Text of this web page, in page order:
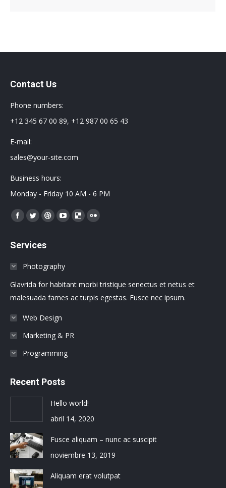
Contact Us
Phone numbers:
+12 345 67 00 89, +12 987 00 65 43
E-mail:
sales@your-site.com
Business hours:
Monday - Friday 10 AM - 6 PM
Encuéntranos en:
Facebook
opens
window
Twitter
opens
new
window
Dribbble
new
window
YouTube
new
window
Delicious
window
Flickr
window
Services
Photography
Glavrida for habitant morbi tristique senectus et netus et
malesuada fames ac turpis egestas. Fusce nec ipsum.
Web Design
Marketing & PR
Programming
Recent Posts
Hello world!
abril 14, 2020
Fusce aliquam – nunc ac suscipit
noviembre 13, 2019
Aliquam erat volutpat